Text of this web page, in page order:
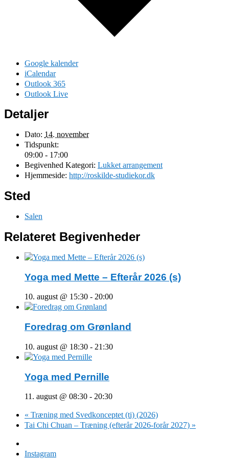
Google kalender
iCalendar
Outlook 365
Outlook Live
Detaljer
Dato: 14. november
Tidspunkt:
09:00 - 17:00
Begivenhed Kategori: Lukket arrangement
Hjemmeside: http://roskilde-studiekor.dk
Sted
Salen
Relateret Begivenheder
Yoga med Mette – Efterår 2026 (s)
10. august @ 15:30 - 20:00
Foredrag om Grønland
10. august @ 18:30 - 21:30
Yoga med Pernille
11. august @ 08:30 - 20:30
« Træning med Svedkonceptet (ti) (2026)
Tai Chi Chuan – Træning (efterår 2026-forår 2027) »
Instagram